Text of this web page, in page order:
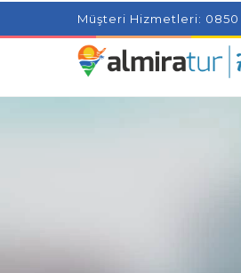
Project Milenial featuring news
Kids Amazingly Simple Skin Care
Müşteri Hizmetleri: 0850